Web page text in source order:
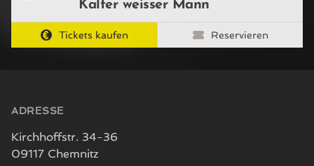
Kalter weisser Mann
Tickets kaufen Reservieren
ADRESSE
Kirchhoffstr. 34-36
09117 Chemnitz